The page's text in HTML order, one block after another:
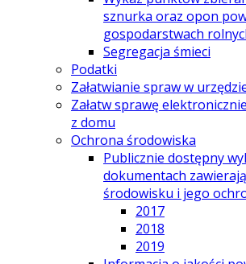
sznurka oraz opon
gospodarstwach
Segregacja śmieci
Podatki
Załatwianie spraw w
Załatw sprawę
z domu
Ochrona środowiska
Publicznie dostępny
dokumentach
środowisku i jego
2017
2018
2019